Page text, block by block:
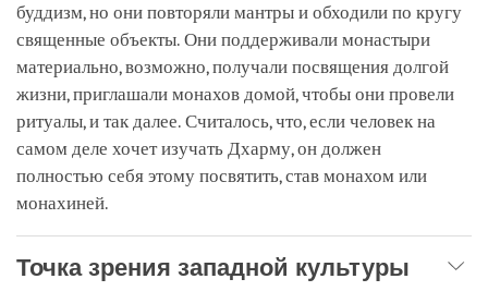
буддизм, но они повторяли мантры и обходили по кругу
священные объекты. Они поддерживали монастыри
материально, возможно, получали посвящения долгой
жизни, приглашали монахов домой, чтобы они провели
ритуалы, и так далее. Считалось, что, если человек на
самом деле хочет изучать Дхарму, он должен
полностью себя этому посвятить, став монахом или
монахиней.
Точка зрения западной культуры